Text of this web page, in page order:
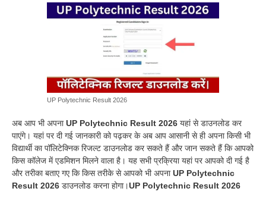
UP Polytechnic Result 2026
अब आप भी अपनाUP Polytechnic Result 2026 यहां से डाउनलोड कर
पाएंगे। यहां पर दी गई जानकारी को पढ़कर के अब आप आसानी से ही अपना किसी भी
विद्यार्थी का पॉलिटेक्निक रिजल्ट डाउनलोड कर सकते हैं और जान सकते हैं कि आपको
किस कॉलेज में एडमिशन मिलने वाला है। यह सभी प्रक्रिया यहां पर आपको दी गई है
और तरीका बताए गए कि किस तरीके से आपको भी अपनाUP Polytechnic
Result 2026 डाउनलोड करना होगा।UP Polytechnic Result 2026